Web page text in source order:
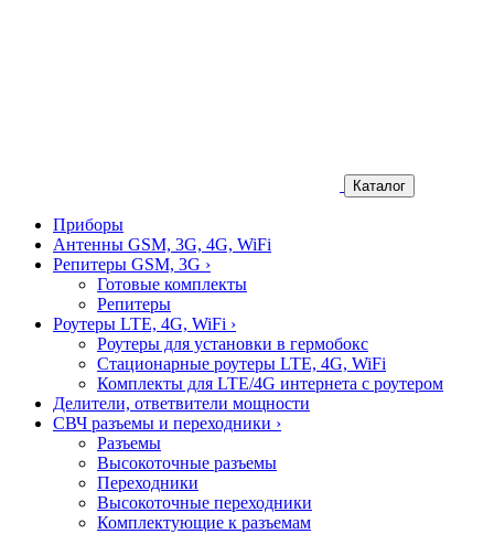
Каталог
Приборы
Антенны GSM, 3G, 4G, WiFi
Репитеры GSM, 3G ›
Готовые комплекты
Репитеры
Роутеры LTE, 4G, WiFi ›
Роутеры для установки в гермобокс
Стационарные роутеры LTE, 4G, WiFi
Комплекты для LTE/4G интернета с роутером
Делители, ответвители мощности
СВЧ разъемы и переходники ›
Разъемы
Высокоточные разъемы
Переходники
Высокоточные переходники
Комплектующие к разъемам